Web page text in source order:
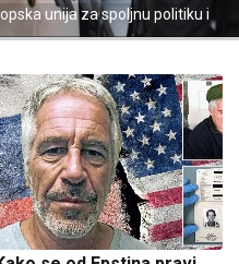
unija za spoljnu politiku i